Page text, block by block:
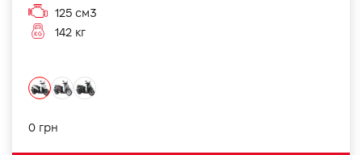
125 см3
142 кг
0 грн